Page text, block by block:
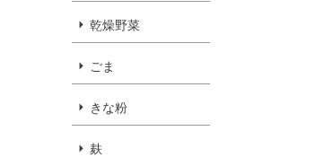
乾燥野菜
ごま
きな粉
麸